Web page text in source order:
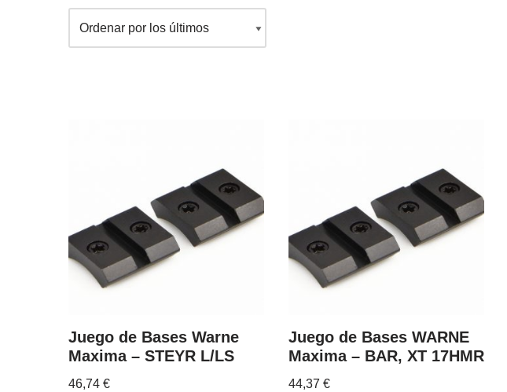
Juego de Bases Warne
Maxima – STEYR L/LS
46,74 €
Juego de Bases WARNE
Maxima – BAR, XT 17HMR
44,37 €